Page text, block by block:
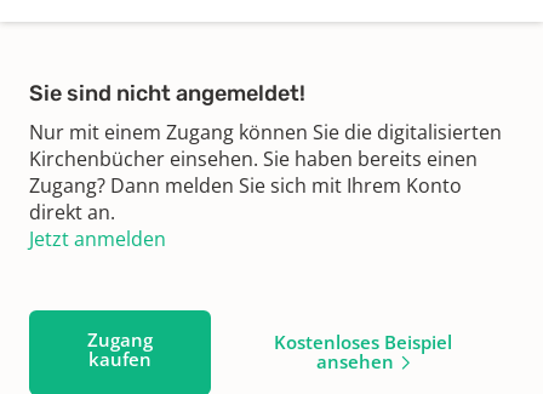
Sie sind nicht angemeldet!
Nur mit einem Zugang können Sie die digitalisierten
Kirchenbücher einsehen. Sie haben bereits einen
Zugang? Dann melden Sie sich mit Ihrem Konto
direkt an.
Jetzt anmelden
Zugang
kaufen
Kostenloses Beispiel
ansehen